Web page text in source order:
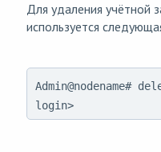
Для удаления учётной
используется
Admin@nodename#
login>